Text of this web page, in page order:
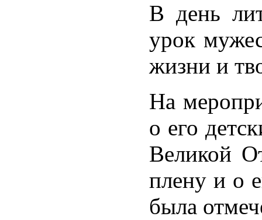
В день
урок
жизни и
На
о его
Великой
плену и о
была